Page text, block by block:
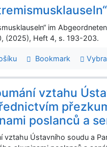
im
(2025), Heft 4, s. 193-203.
Bookmark
vztahu
poslanců a
vztahu Ústavního soudu a